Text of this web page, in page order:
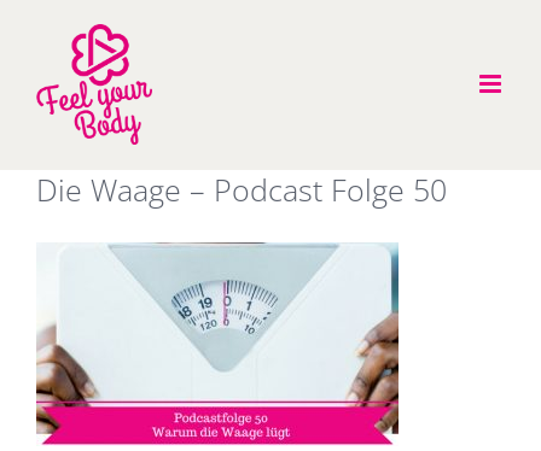
springen
Die Waage – Podcast Folge 50